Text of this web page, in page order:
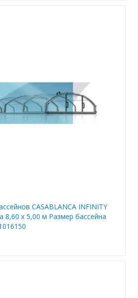
CASABLANCA INFINITY
8,60 х 5,00 м Размер бассейна